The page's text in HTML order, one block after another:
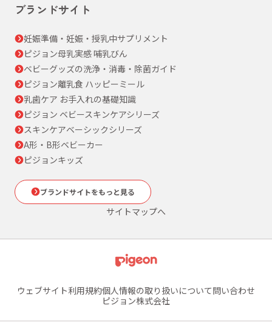
ブランドサイト
妊娠準備・妊娠・授乳中サプリメント
ピジョン母乳実感 哺乳びん
ベビーグッズの洗浄・消毒・除菌ガイド
ピジョン離乳食 ハッピーミール
乳歯ケア お手入れの基礎知識
ピジョン ベビースキンケアシリーズ
スキンケアベーシックシリーズ
A形・B形ベビーカー
ピジョンキッズ
ブランドサイトをもっと見る
サイトマップへ
ウェブサイト利用規約個人情報の取り扱いについて問い合わせ
ピジョン株式会社